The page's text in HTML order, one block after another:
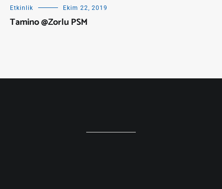
Etkinlik Ekim 22, 2019
Tamino @Zorlu PSM